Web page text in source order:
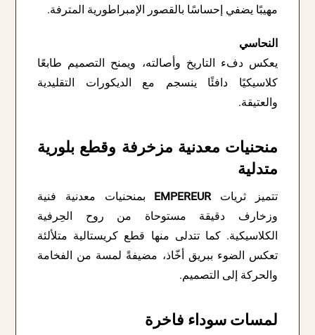
مهيبًا يضفي إحساسًا بالقصور الإمبراطورية المترفة.
النحاسي
يعكس دفء التاريخ وأصالته، ويمنح التصميم طابعًا
كلاسيكيًا دافئًا ينسجم مع الديكورات التقليدية
والعتيقة.
منحنيات معدنية مزخرفة وقطع بلورية
متدلية
تتميز ثرياتEMPEREUR بمنحنيات معدنية فنية
وزخارف دقيقة مستوحاة من روح الحِرفية
الكلاسيكية. كما تتدلى منها قطع كريستالية متلألئة
تعكس الضوء ببريق أخّاذ، مضيفةً لمسة من الفخامة
والحركة إلى التصميم.
لمسات سوداء فاخرة